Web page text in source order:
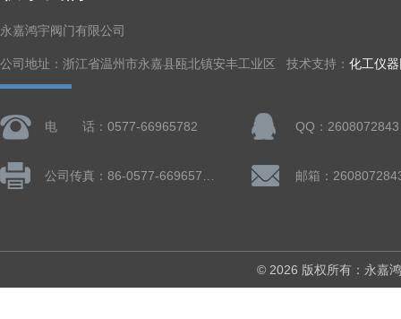
永嘉鸿宇阀门有限公司
公司地址：浙江省温州市永嘉县瓯北镇安丰工业区 技术支持： 化工仪
电 话：0577-66965782 QQ：2608072843
邮箱：
© 2026 版权所有：永嘉